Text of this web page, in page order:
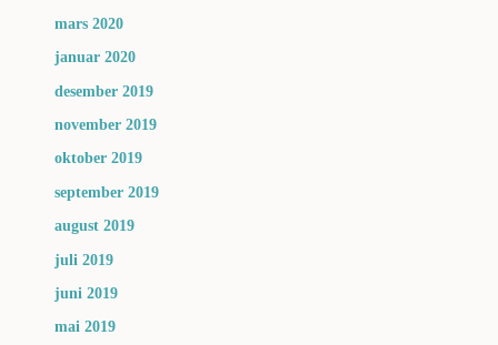
mars 2020
januar 2020
desember 2019
november 2019
oktober 2019
september 2019
august 2019
juli 2019
juni 2019
mai 2019